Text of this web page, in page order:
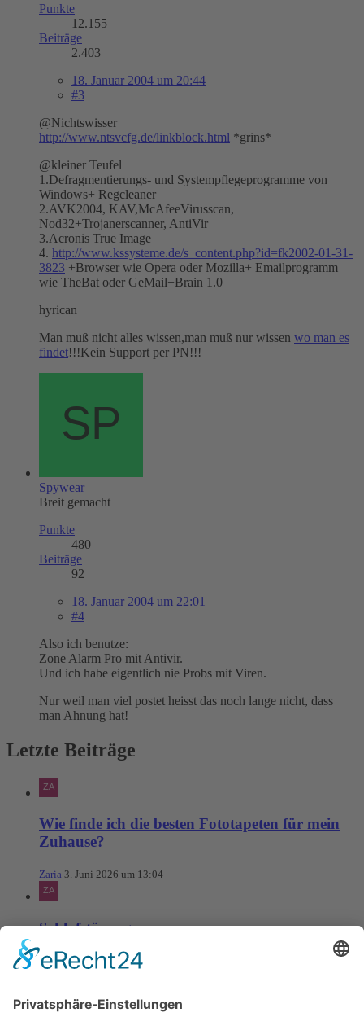
Punkte
12.155
Beiträge
2.403
18. Januar 2004 um 20:44
#3
@Nichtswisser
http://www.ntsvcfg.de/linkblock.html *grins*
@kleiner Teufel
1.Defragmentierungs- und Systempflegeprogramme von
Windows+ Regcleaner
2.AVK2004, KAV,McAfeeVirusscan,
Nod32+Trojanerscanner, AntiVir
3.Acronis True Image
4. http://www.kssysteme.de/s_content.php?id=fk2002-01-31-
3823 +Browser wie Opera oder Mozilla+ Emailprogramm
wie TheBat oder GeMail+Brain 1.0
hyrican
Man muß nicht alles wissen,man muß nur wissen wo man es
findet!!!Kein Support per PN!!!
Spywear
Breit gemacht
Punkte
480
Beiträge
92
18. Januar 2004 um 22:01
#4
Also ich benutze:
Zone Alarm Pro mit Antivir.
Und ich habe eigentlich nie Probs mit Viren.
Nur weil man viel postet heisst das noch lange nicht, dass
man Ahnung hat!
Letzte Beiträge
Wie finde ich die besten Fototapeten für mein
Zuhause?
Zaria 3. Juni 2026 um 13:04
Schlafstörungen
Zaria 3. Juni 2026 um 13:03
Ms word to PDF